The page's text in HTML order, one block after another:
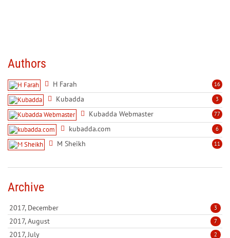
Authors
16
H Farah
3
Kubadda
77
Kubadda Webmaster
6
kubadda.com
11
M Sheikh
Archive
2017, December 3
2017, August 7
2017, July 2